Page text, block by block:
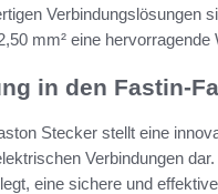
Verbindungslösungen
mm² eine hervorragende
in den Fastin-
Stecker stellt eine
Verbindungen
eine sichere und